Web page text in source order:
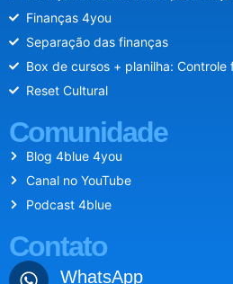
Finanças 4you
Separação das finanças
Box de cursos + planilha:
Reset Cultural
Comunidade
Blog 4blue 4you
Canal no YouTube
Podcast 4blue
Contato
WhatsApp